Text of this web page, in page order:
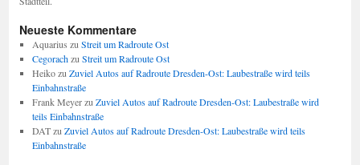
Neueste Kommentare
Aquarius zuStreit um Radroute Ost
CegorachzuStreit um Radroute Ost
HeikozuZuviel Autos auf Radroute Dresden-Ost: Laubestraße wird teils
Einbahnstraße
Frank MeyerzuZuviel Autos auf Radroute Dresden-Ost: Laubestraße wird
teils Einbahnstraße
DATzuZuviel Autos auf Radroute Dresden-Ost: Laubestraße wird teils
Einbahnstraße